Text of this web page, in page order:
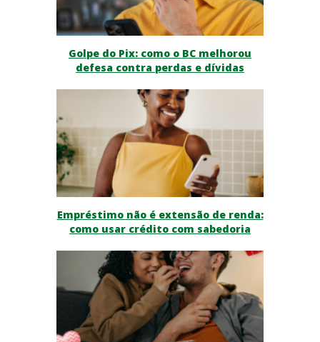
Golpe do Pix: como o BC melhorou
defesa contra perdas e dívidas
Empréstimo não é extensão de renda:
como usar crédito com sabedoria